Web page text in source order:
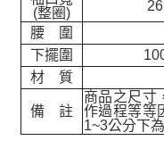
(整圈)
26
腰 圍
下擺圍
材 質
備 註
商品之尺寸
作過程等等
1~3公分下